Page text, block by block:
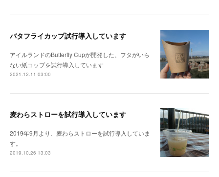
バタフライカップ試行導入しています
アイルランドのButterfly Cupが開発した、フタがいら
ない紙コップを試行導入しています
2021.12.11 03:00
麦わらストローを試行導入しています
2019年9月より、麦わらストローを試行導入していま
す。
2019.10.26 13:03